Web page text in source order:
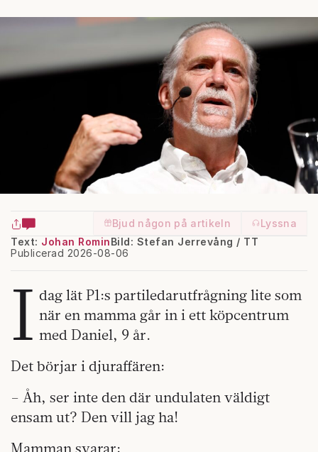
Bjud någon på artikeln
Lyssna
Text: Johan Romin
Publicerad 2026-08-06
Bild: Stefan Jerrevång / TT
I dag lät P1:s partiledarutfrågning lite som
när en mamma går in i ett köpcentrum
med Daniel, 9 år.
Det börjar i djuraffären:
– Åh, ser inte den där undulaten väldigt
ensam ut? Den vill jag ha!
Mamman svarar: